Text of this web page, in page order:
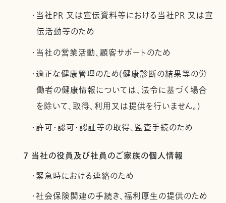
・当社PR 又は宣伝資料等における当社PR 又は宣
伝活動等のため
・当社の営業活動、顧客サポートのため
・適正な健康管理のため(健康診断の結果等の労
働者の健康情報については、法令に基づく場合
を除いて、取得、利用又は提供を行いません。)
・許可・認可・認証等の取得、監査手続のため
7 当社の役員及び社員のご家族の個人情報
・緊急時における連絡のため
・社会保険関連の手続き、福利厚生の提供のため